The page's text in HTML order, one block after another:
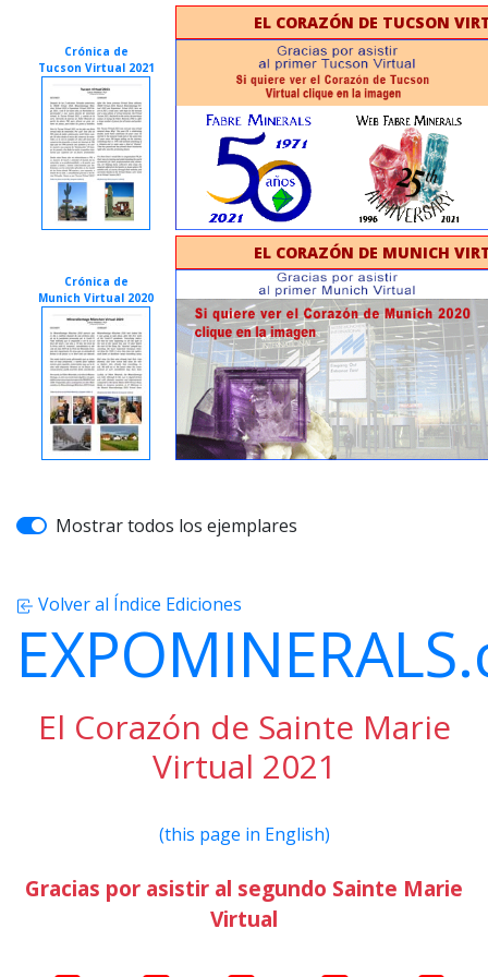
Crónica de
Tucson Virtual 2021
EL CORAZÓN DE TUCSON
Crónica de
Munich Virtual 2020
EL CORAZÓN DE MUNICH
Mostrar todos los ejemplares
Volver al Índice Ediciones
El Corazón de Sainte Marie
Virtual 2021
(this page in English)
Gracias por asistir al segundo Sainte Marie
Virtual